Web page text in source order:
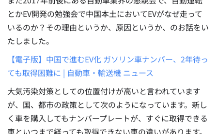
とかEV開発の勉強会で中国本土においてEVがなぜ走って
いるのか？その理由というか、原因というか、のお話をい
たしました。
【電子版】中国で進むEV化 ガソリン車ナンバー、2年待っ
ても取得困難に | 自動車・輸送機 ニュース
大気汚染対策としての位置付けが高いと言われています
が、国、都市の政策として次のようになっています。新し
く車を購入してもナンバープレートが、すぐに取得できる
車といつまで経っても取得できない車の違いがあります。